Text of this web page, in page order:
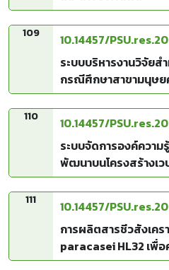
109 10.14457/
ระบบบริหารงานวิจัยส
กรณีศึกษาสาขามนุษ
มหาวิทยาลัยสงขลาน
110 10.14457/
ระบบจัดการองค์ความ
พัฒนาบนโครงสร้างเ
ของการมีส่วนร่วมขอ
111 10.14457/
การผลิตสารชีวสังเค
paracasei HL32 เพื่